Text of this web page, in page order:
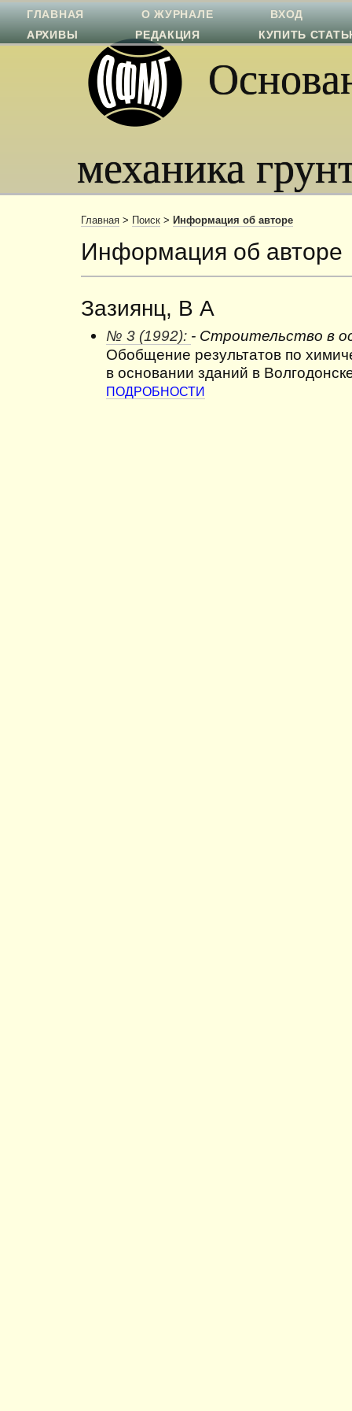
механика
ГЛАВНАЯ О ЖУРНАЛЕ
ВХОД
АРХИВЫ
РЕДАКЦИЯ КУПИТЬ
Главная > Поиск > Информация об авторе
Информация об авторе
Зазиянц, В А
№ 3 (1992): - Строительство в
Обобщение результатов по
в основании зданий в
ПОДРОБНОСТИ